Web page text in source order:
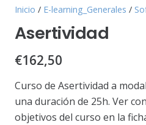
Inicio / E-learning_Generales /
Asertividad
€162,50
Curso de Asertividad a
una duración de 25h. Ver
objetivos del curso en la